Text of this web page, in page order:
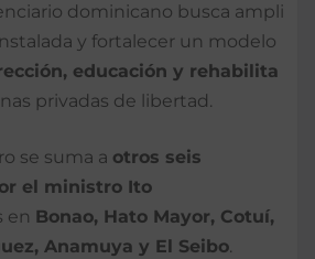
dominicano busca ampli
y fortalecer un modelo
, educación y rehabilita
privadas de libertad.
se suma a otros seis
el ministro Ito
en Bonao, Hato Mayor, Cotuí,
Anamuya y El Seibo.